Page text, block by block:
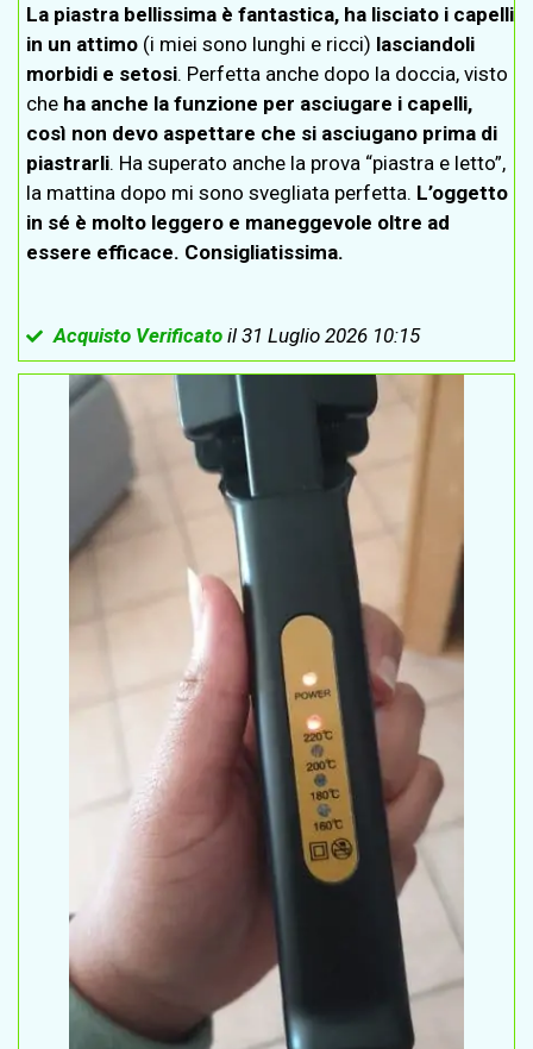
La piastra bellissima è fantastica, ha lisciato i capelli
in un attimo (i miei sono lunghi e ricci) lasciandoli
morbidi e setosi. Perfetta anche dopo la doccia, visto
che ha anche la funzione per asciugare i capelli,
così non devo aspettare che si asciugano prima di
piastrarli. Ha superato anche la prova “piastra e letto”,
la mattina dopo mi sono svegliata perfetta. L’oggetto
in sé è molto leggero e maneggevole oltre ad
essere efficace. Consigliatissima.
Acquisto Verificatoil 31 Luglio 2026 10:15